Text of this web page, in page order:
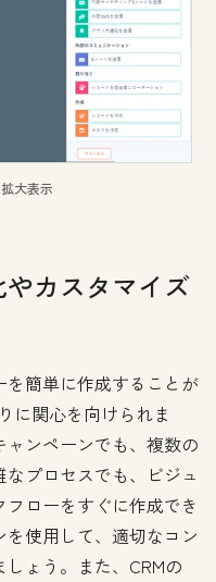
大表示
カスタマイズ
簡単に作成することが
に関心を向けられま
ンペーンでも、複数の
プロセスでも、ビジュ
ローをすぐに作成でき
使用して、適切なコン
ょう。また、CRMの